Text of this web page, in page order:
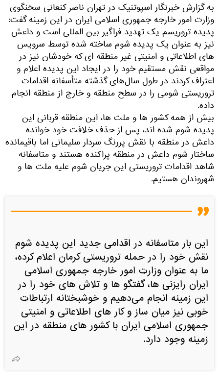
به گزارش خبرنگار اسپوتنیک در تهران ناصر کنعانی سخنگوی
وزارت امور خارجه جمهوری اسلامی ایران در این زمینه گفت:
پدیده تروریسم یک تهدید فراگیر بین المللی است و داعش
نیز به عنوان یک پدیده شوم ساخته شده توسط سرویس‌
های اطلاعاتی و امنیتی غیر منطقه‌ ای که خودشان نیز در
مواقعی نقش مستقیم خود را در ایجاد این پدیده اعلام و
اعتراف کردند در طول سال‌های گذشته متأسفانه اقدامات
تروریستی شومی را در سطح منطقه و خارج از منطقه انجام
داده.
بیش از همه کشور ها و ملت‌ ها، این منطقه قربانی این
پدیده شوم شده‌ اند، پس از حذف خلافت خود خوانده
داعش در منطقه با نقش پررنگ سردار سلیمانی اما باقیمانده
ساختار شوم داعش در منطقه پراکنده هستند و متاسفانه
شاهد اقدامات تروریستی این جریان شوم علیه ملت‌ ها و
شهروندان هستیم.
این بار متاسفانه در اقدامی جدید این پدیده شوم
نقش خود را در حمله تروریستی کرمان اعلام کرده،
ما به عنوان وزارت امور خارجه جمهوری اسلامی
ایران رایزنی‌ ها، گفتگو ها و تلاش‌ های خود را در
این زمینه انجام می‌دهیم و خوشبختانه ارتباطات
خوبی نیز میان ساز و کار های اطلاعاتی و امنیتی
جمهوری اسلامی ایران با کشور های منطقه در این
زمینه وجود دارد.